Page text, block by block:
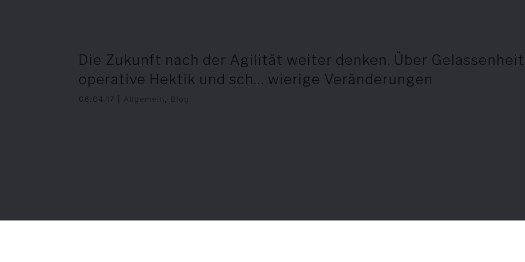
Die Zukunft nach der Agilität weiter denken. Über
operative Hektik und sch… wierige Veränderungen
06.04.17 Allgemein Blog